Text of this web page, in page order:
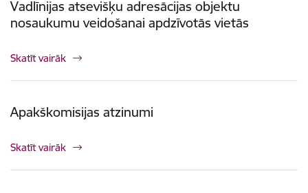
Vadlīnijas atsevišķu adresācijas objektu
nosaukumu veidošanai apdzīvotās vietās
Skatīt vairāk
Apakškomisijas atzinumi
Skatīt vairāk